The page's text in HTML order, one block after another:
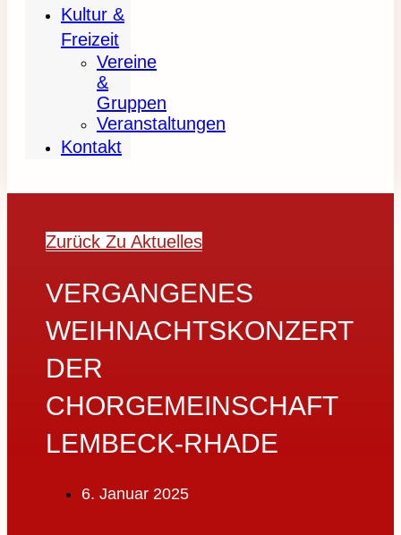
Kultur &
Freizeit
Vereine
&
Gruppen
Veranstaltungen
Kontakt
Zurück Zu Aktuelles
VERGANGENES
WEIHNACHTSKONZERT
DER
CHORGEMEINSCHAFT
LEMBECK-RHADE
6. Januar 2025